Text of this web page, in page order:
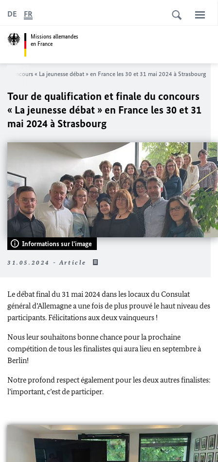
Missions allemandes
en France
DE FR
concours « La jeunesse débat » en France les 30 et 31 mai 2024 à Strasbourg
Tour de qualification et finale du concours
« La jeunesse débat » en France les 30 et 31
mai 2024 à Strasbourg
Informations sur l'image
31.05.2024 - Article
Le débat final du 31 mai 2024 dans les locaux du Consulat
général d’Allemagne a une fois de plus prouvé le haut niveau des
participants. Félicitations aux deux vainqueurs !
Nous leur souhaitons bonne chance pour la prochaine
compétition de tous les finalistes qui aura lieu en septembre à
Berlin!
Notre profond respect également pour les deux autres finalistes:
l’important, c’est de participer.